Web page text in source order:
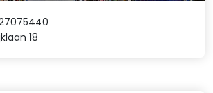
18